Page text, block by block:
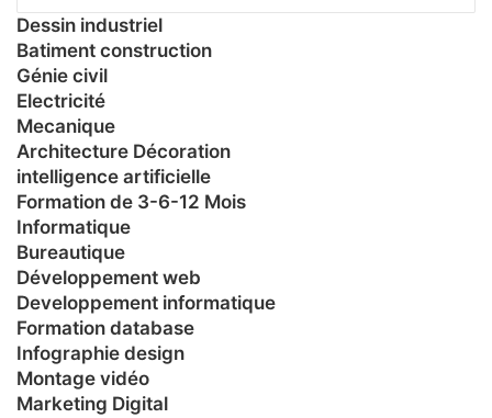
Dessin industriel
Batiment construction
Génie civil
Electricité
Mecanique
Architecture Décoration
intelligence artificielle
Formation de 3-6-12 Mois
Informatique
Bureautique
Développement web
Developpement informatique
Formation database
Infographie design
Montage vidéo
Marketing Digital